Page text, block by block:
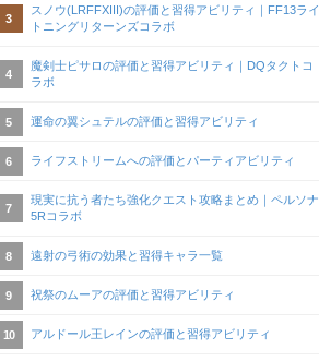
スノウ(LRFFXIII)の評価と習得アビリティ｜FF13ライ
トニングリターンズコラボ
魔剣士ピサロの評価と習得アビリティ｜DQタクトコ
ラボ
運命の翼シュテルの評価と習得アビリティ
ライフストリームへの評価とパーティアビリティ
現実に抗う者たち強化クエスト攻略まとめ｜ペルソナ
5Rコラボ
遠射の弓術の効果と習得キャラ一覧
祝祭のムーアの評価と習得アビリティ
アルドール王レインの評価と習得アビリティ